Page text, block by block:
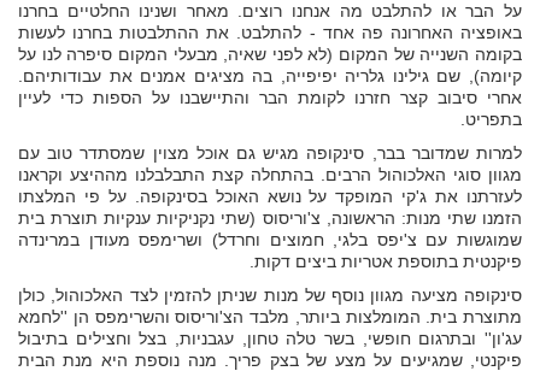
על הבר או להתלבט מה אנחנו רוצים. מאחר ושנינו החלטיים בחרנו
באופציה האחרונה פה אחד - להתלבט. את ההתלבטות בחרנו לעשות
בקומה השנייה של המקום (לא לפני שאיה, מבעלי המקום סיפרה לנו על
קיומה), שם גילינו גלריה יפיפייה, בה מציגים אמנים את עבודותיהם.
אחרי סיבוב קצר חזרנו לקומת הבר והתיישבנו על הספות כדי לעיין
בתפריט.
למרות שמדובר בבר, סינקופה מגיש גם אוכל מצוין שמסתדר טוב עם
מגוון סוגי האלכוהול הרבים. בהתחלה קצת התבלבלנו מההיצע וקראנו
לעזרתנו את ג'קי המופקד על נושא האוכל בסינקופה. על פי המלצתו
הזמנו שתי מנות: הראשונה, צ'וריסוס (שתי נקניקיות ענקיות תוצרת בית
שמוגשות עם צ'יפס בלגי, חמוצים וחרדל) ושרימפס מעודן במרינדה
פיקנטית בתוספת אטריות ביצים דקות.
סינקופה מציעה מגוון נוסף של מנות שניתן להזמין לצד האלכוהול, כולן
מתוצרת בית. המומלצות ביותר, מלבד הצ'וריסוס והשרימפס הן ''לחמא
עג'ון'' ובתרגום חופשי, בשר טלה טחון, עגבניות, בצל וחצילים בתיבול
פיקנטי, שמגיעים על מצע של בצק פריך. מנה נוספת היא מנת הבית